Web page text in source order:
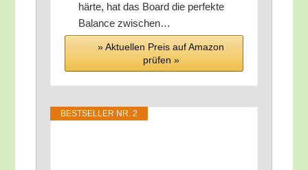
här­te, hat das Board die per­fek­te
Balan­ce zwischen…
» Aktu­el­len Preis auf Ama­zon
prü­fen »
BEST­SEL­LER NR. 2